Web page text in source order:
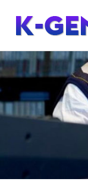
contenu
principal
K-GEN